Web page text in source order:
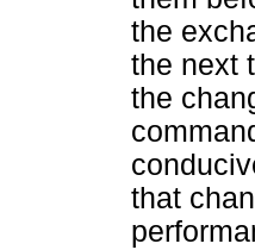
the
the next
the
that